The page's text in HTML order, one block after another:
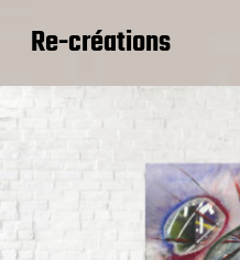
Re-créations